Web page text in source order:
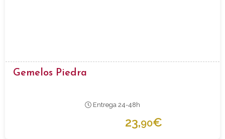
Gemelos Piedra
Entrega 24-48h
23,90€